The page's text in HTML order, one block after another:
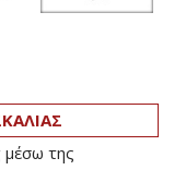
της